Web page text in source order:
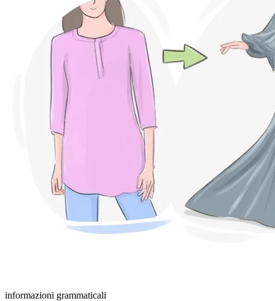
informazioni grammaticali